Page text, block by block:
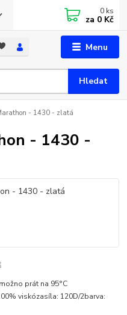
Menu
Hledat
0 ks
za 0 Kč
- 1430 - zlatá
- 1430 -
prát na 95°C
viskózasíla: 120D/2barva: